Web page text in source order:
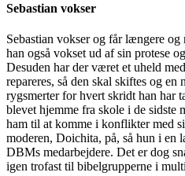
Sebastian vokser
Sebastian vokser og får længere
han også vokset ud af sin protese
Desuden har der været et uheld
repareres, så den skal skiftes og
rygsmerter for hvert skridt han har
blevet hjemme fra skole i de sidste
ham til at komme i konflikter med
moderen, Doichita, på, så hun i en
DBMs medarbejdere. Det er dog
igen trofast til bibelgrupperne i